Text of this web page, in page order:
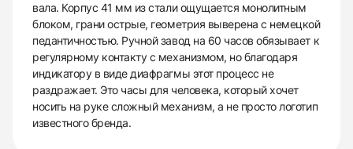
вала. Корпус 41 мм из стали ощущается монолитным
блоком, грани острые, геометрия выверена с немецкой
педантичностью. Ручной завод на 60 часов обязывает к
регулярному контакту с механизмом, но благодаря
индикатору в виде диафрагмы этот процесс не
раздражает. Это часы для человека, который хочет
носить на руке сложный механизм, а не просто логотип
известного бренда.